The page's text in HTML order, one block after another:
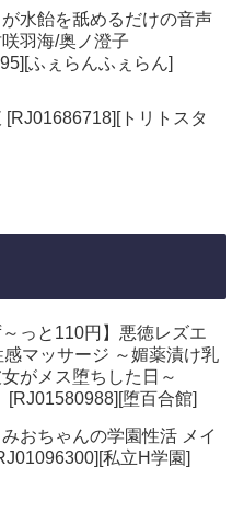
水飴を舐めるだけの音声
羽海/奥ノ澄子
ふぇらんふぇらん]
[RJ01686718][トリトスタ
～っと110円】悪徳レズエ
感マッサージ ～媚薬漬け乳
がメス堕ちした日～
[RJ01580988][堕百合館]
おちゃんの学園性活 メイ
私立H学園]